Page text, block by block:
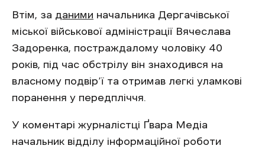
Втім, за даними начальника Дергачівської
міської військової адміністрації Вячеслава
Задоренка, постраждалому чоловіку 40
років, під час обстрілу він знаходився на
власному подвір’ї та отримав легкі уламкові
поранення у передпліччя.
У коментарі журналістці Ґвара Медіа
начальник відділу інформаційної роботи